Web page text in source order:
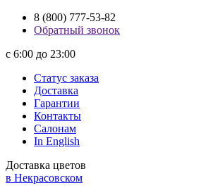
8 (800) 777-53-82
Обратный звонок
с 6:00 до 23:00
Статус заказа
Доставка
Гарантии
Контакты
Салонам
In English
Доставка цветов
в Некрасовском